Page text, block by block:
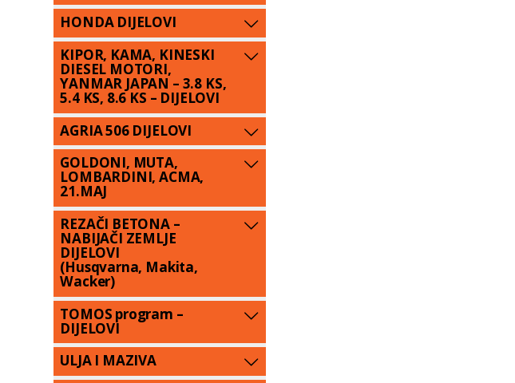
HONDA DIJELOVI
KIPOR, KAMA, KINESKI
DIESEL MOTORI,
YANMAR JAPAN – 3.8 KS,
5.4 KS, 8.6 KS – DIJELOVI
AGRIA 506 DIJELOVI
GOLDONI, MUTA,
LOMBARDINI, ACMA,
21.MAJ
REZAČI BETONA –
NABIJAČI ZEMLJE
DIJELOVI
(Husqvarna, Makita,
Wacker)
TOMOS program –
DIJELOVI
ULJA I MAZIVA